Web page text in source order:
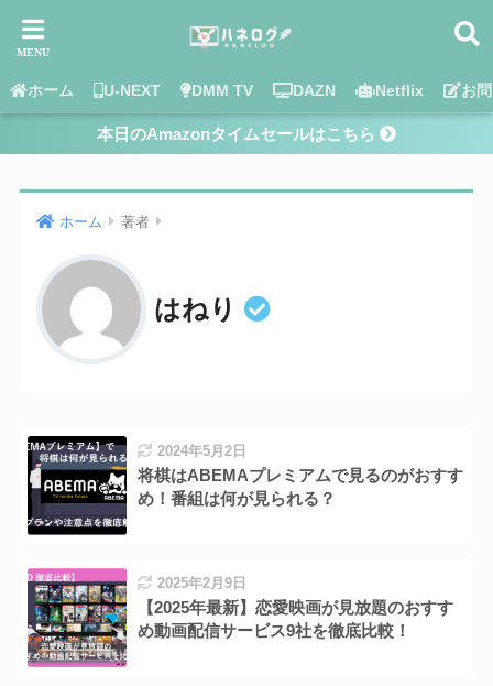
ホーム U-NEXT DMM TV DAZN Netflix お
本日のAmazonタイムセールはこちら
ホーム 著者
はねり
2024年5月2日
将棋はABEMAプレミアムで見るのがおすす
め！番組は何が見られる？
2025年2月9日
【2025年最新】恋愛映画が見放題のおすす
め動画配信サービス9社を徹底比較！